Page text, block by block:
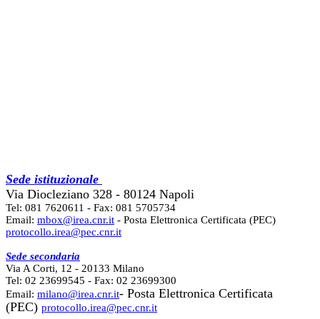
Sede istituzionale
Via Diocleziano 328 - 80124 Napoli
Tel: 081 7620611 - Fax: 081 5705734
Email: mbox@irea.cnr.it - Posta Elettronica Certificata (PEC)
protocollo.irea@pec.cnr.it
Sede secondaria
Via A Corti, 12 - 20133 Milano
Tel: 02 23699545 - Fax: 02 23699300
Email: milano@irea.cnr.it- Posta Elettronica Certificata
(PEC) protocollo.irea@pec.cnr.it